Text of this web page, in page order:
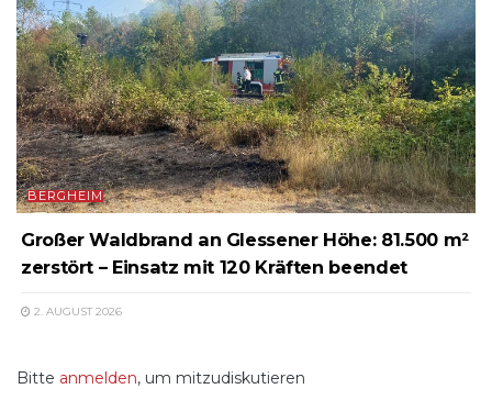
BERGHEIM
Großer Waldbrand an Glessener Höhe: 81.500 m²
zerstört – Einsatz mit 120 Kräften beendet
2. AUGUST 2026
Bitte anmelden, um mitzudiskutieren